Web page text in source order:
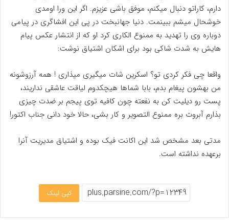
دارم، کاراتو دنبال میکنم، موفق باشی عزیزم. اگر این ورا اومدی
خوشحال میشم ببینمت. دنیا جهانبخت در پی این افشاگری در پیامی
دوباره وی را تهدید به ممنوع الکاری کرد او که از انتشار عکس پیام
هایش به شدت شاکی بود برای اشکان اشتیاق نوشت:
واقعا چی فکر کردی تو؟ اسکرین شات میگیری میذاری ! همه آرزوشونه
من بهشون پیغام بدم، بابا شماها هیچکدوم لیاقت عاشقی نداریند،
پست رو دیلیت کن به نفعته چون کافیه توی پیجم بر ضدت چیزی
بذارم آبروت بره ممنوع التصویر و کار بشی، حالا خود دانی جناب اکتور!
مدتی بعد مشخص شد این اکانت فیک بوده و اشتیاق مدیریت آنرا
برعهده نداشته است.
کپی لینک